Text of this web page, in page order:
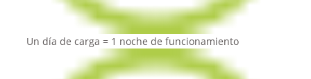
Un día de carga = 1 noche de funcionamiento